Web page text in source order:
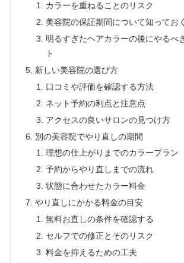
カラーを重ねることのリスク
美容院の保証期間について知ってお
明るすぎたヘアカラーの後にやるべ
ト
新しい美容院の選び方
口コミや評価を確認する方法
ネット予約の利点と注意点
アクセスの良いサロンの見つけ方
別の美容院でやり直しの期間
理想の仕上がりまでのカラープラン
予約からやり直しまでの流れ
状態に合わせたカラー料金
やり直しにかかる料金の目安
無料お直しの条件を確認する
セルフでの修正とそのリスク
料金を抑えるための工夫